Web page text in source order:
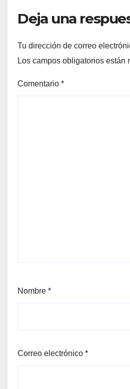
Deja una
Tu dirección de correo
Los campos obligatorios están
Comentario *
Nombre *
Correo electrónico *